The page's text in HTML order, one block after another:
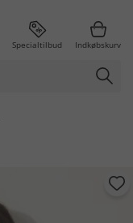
Specialtilbud Indkøbskurv